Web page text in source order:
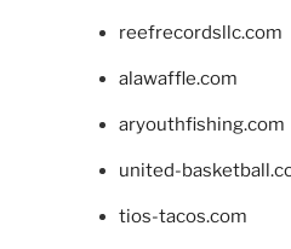
reefrecordsllc.com
alawaffle.com
aryouthfishing.com
united-
tios-tacos.com